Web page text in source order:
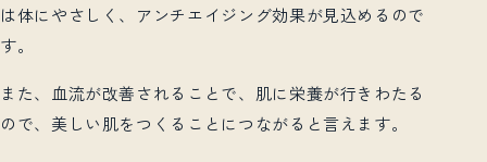
は体にやさしく、アンチエイジング効果が見込めるので
す。
また、血流が改善されることで、肌に栄養が行きわたる
ので、美しい肌をつくることにつながると言えます。